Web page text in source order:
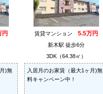
円
)無
賃貸マンション 5.5万円
新木駅 徒歩6分
3DK（64.38㎡）
入居月のお家賃（最大1ヶ月)無
料キャンペーン中！